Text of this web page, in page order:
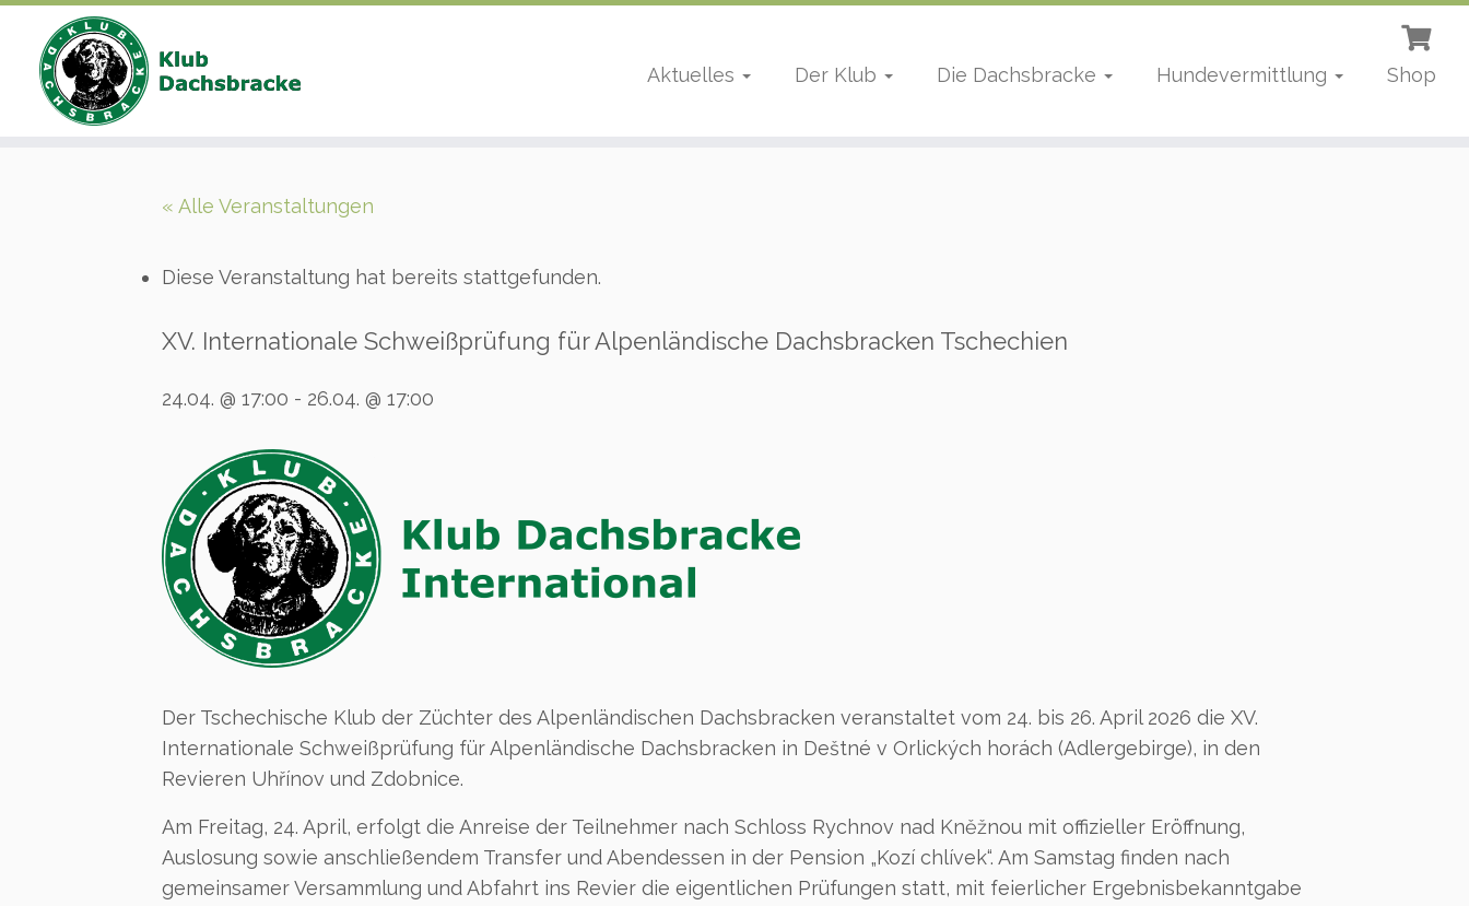
Aktuelles Der Klub Die Dachsbracke Hundevermittlung Shop
« Alle Veranstaltungen
Diese Veranstaltung hat bereits stattgefunden.
XV. Internationale Schweißprüfung für Alpenländische Dachsbracken Tschechien
24.04. @ 17:00 - 26.04. @ 17:00
Der Tschechische Klub der Züchter des Alpenländischen Dachsbracken veranstaltet vom 24. bis 26. April 2026 die XV.
Internationale Schweißprüfung für Alpenländische Dachsbracken in Deštné v Orlických horách (Adlergebirge), in den
Revieren Uhřínov und Zdobnice.
Am Freitag, 24. April, erfolgt die Anreise der Teilnehmer nach Schloss Rychnov nad Kněžnou mit offizieller Eröffnung,
Auslosung sowie anschließendem Transfer und Abendessen in der Pension „Kozí chlívek“. Am Samstag finden nach
gemeinsamer Versammlung und Abfahrt ins Revier die eigentlichen Prüfungen statt, mit feierlicher Ergebnisbekanntgabe